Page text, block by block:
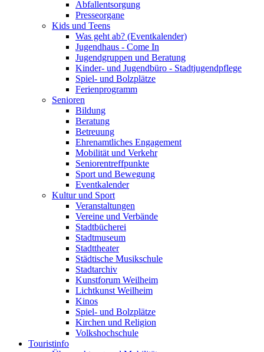
Abfallentsorgung
Presseorgane
Kids und Teens
Was geht ab? (Eventkalender)
Jugendhaus - Come In
Jugendgruppen und Beratung
Kinder- und Jugendbüro - Stadtjugendpflege
Spiel- und Bolzplätze
Ferienprogramm
Senioren
Bildung
Beratung
Betreuung
Ehrenamtliches Engagement
Mobilität und Verkehr
Seniorentreffpunkte
Sport und Bewegung
Eventkalender
Kultur und Sport
Veranstaltungen
Vereine und Verbände
Stadtbücherei
Stadtmuseum
Stadttheater
Städtische Musikschule
Stadtarchiv
Kunstforum Weilheim
Lichtkunst Weilheim
Kinos
Spiel- und Bolzplätze
Kirchen und Religion
Volkshochschule
Touristinfo